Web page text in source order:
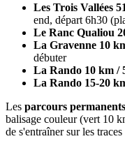
Les Trois Vallées
end, départ 6h30
Le Ranc Qualiou
La Gravenne 10
débuter
La Rando 10 km /
La Rando 15-20
Les parcours permanents
balisage couleur (vert 10
de s'entraîner sur les traces